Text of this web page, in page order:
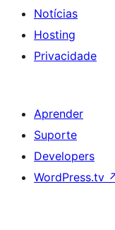
Notícias
Hosting
Privacidade
Aprender
Suporte
Developers
WordPress.tv